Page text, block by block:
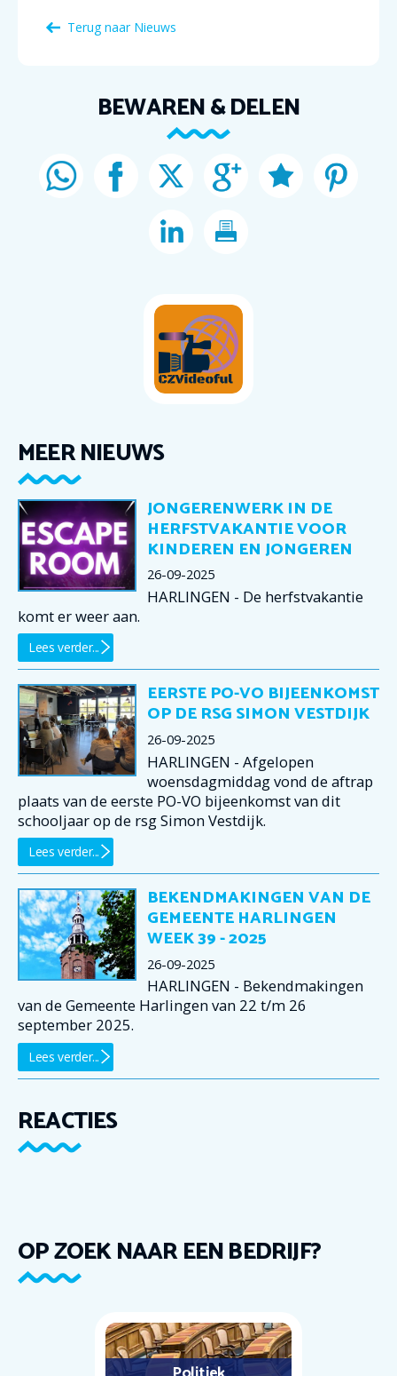
Terug naar Nieuws
BEWAREN & DELEN
MEER NIEUWS
JONGERENWERK IN DE
HERFSTVAKANTIE VOOR
KINDEREN EN JONGEREN
26-09-2025
HARLINGEN - De herfstvakantie
komt er weer aan.
Lees verder...
EERSTE PO-VO BIJEENKOMST
OP DE RSG SIMON VESTDIJK
26-09-2025
HARLINGEN - Afgelopen
woensdagmiddag vond de aftrap
plaats van de eerste PO-VO bijeenkomst van dit
schooljaar op de rsg Simon Vestdijk.
Lees verder...
BEKENDMAKINGEN VAN DE
GEMEENTE HARLINGEN
WEEK 39 - 2025
26-09-2025
HARLINGEN - Bekendmakingen
van de Gemeente Harlingen van 22 t/m 26
september 2025.
Lees verder...
REACTIES
OP ZOEK NAAR EEN BEDRIJF?